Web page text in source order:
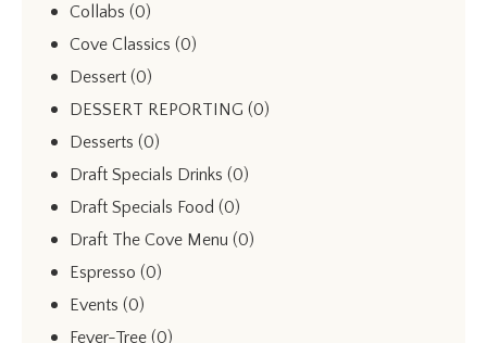
Collabs (0)
Cove Classics (0)
Dessert (0)
DESSERT REPORTING (0)
Desserts (0)
Draft Specials Drinks (0)
Draft Specials Food (0)
Draft The Cove Menu (0)
Espresso (0)
Events (0)
Fever-Tree (0)